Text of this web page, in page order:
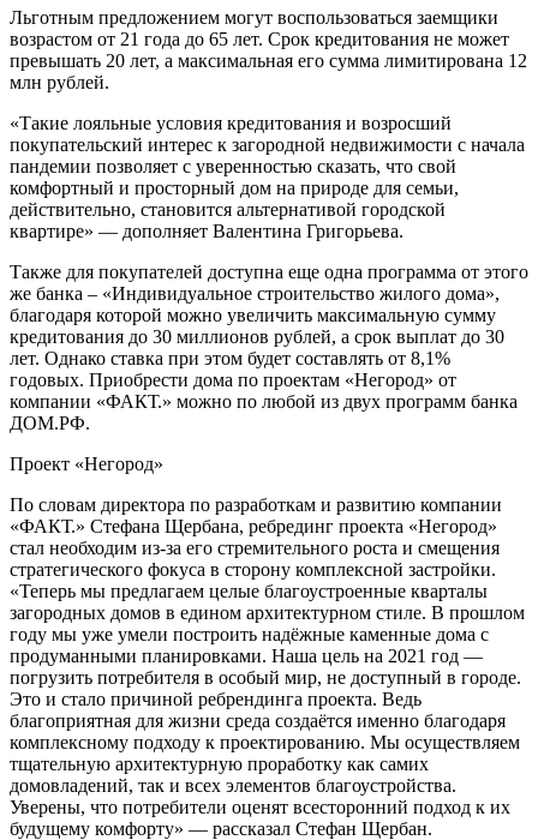
Льготным предложением могут воспользоваться заемщики
возрастом от 21 года до 65 лет. Срок кредитования не может
превышать 20 лет, а максимальная его сумма лимитирована 12
млн рублей.
«Такие лояльные условия кредитования и возросший
покупательский интерес к загородной недвижимости с начала
пандемии позволяет с уверенностью сказать, что свой
комфортный и просторный дом на природе для семьи,
действительно, становится альтернативой городской
квартире» — дополняет Валентина Григорьева.
Также для покупателей доступна еще одна программа от этого
же банка – «Индивидуальное строительство жилого дома»,
благодаря которой можно увеличить максимальную сумму
кредитования до 30 миллионов рублей, а срок выплат до 30
лет. Однако ставка при этом будет составлять от 8,1%
годовых. Приобрести дома по проектам «Негород» от
компании «ФАКТ.» можно по любой из двух программ банка
ДОМ.РФ.
Проект «Негород»
По словам директора по разработкам и развитию компании
«ФАКТ.» Стефана Щербана, ребрединг проекта «Негород»
стал необходим из-за его стремительного роста и смещения
стратегического фокуса в сторону комплексной застройки.
«Теперь мы предлагаем целые благоустроенные кварталы
загородных домов в едином архитектурном стиле. В прошлом
году мы уже умели построить надёжные каменные дома с
продуманными планировками. Наша цель на 2021 год —
погрузить потребителя в особый мир, не доступный в городе.
Это и стало причиной ребрендинга проекта. Ведь
благоприятная для жизни среда создаётся именно благодаря
комплексному подходу к проектированию. Мы осуществляем
тщательную архитектурную проработку как самих
домовладений, так и всех элементов благоустройства.
Уверены, что потребители оценят всесторонний подход к их
будущему комфорту» — рассказал Стефан Щербан.